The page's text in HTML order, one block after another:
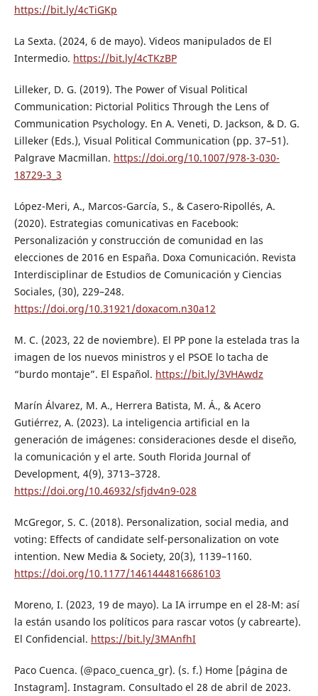
https://bit.ly/4cTiGKp
La Sexta. (2024, 6 de mayo). Videos manipulados de El
Intermedio. https://bit.ly/4cTKzBP
Lilleker, D. G. (2019). The Power of Visual Political
Communication: Pictorial Politics Through the Lens of
Communication Psychology. En A. Veneti, D. Jackson, & D. G.
Lilleker (Eds.), Visual Political Communication (pp. 37–51).
Palgrave Macmillan. https://doi.org/10.1007/978-3-030-
18729-3_3
López-Meri, A., Marcos-García, S., & Casero-Ripollés, A.
(2020). Estrategias comunicativas en Facebook:
Personalización y construcción de comunidad en las
elecciones de 2016 en España. Doxa Comunicación. Revista
Interdisciplinar de Estudios de Comunicación y Ciencias
Sociales, (30), 229–248.
https://doi.org/10.31921/doxacom.n30a12
M. C. (2023, 22 de noviembre). El PP pone la estelada tras la
imagen de los nuevos ministros y el PSOE lo tacha de
“burdo montaje”. El Español. https://bit.ly/3VHAwdz
Marín Álvarez, M. A., Herrera Batista, M. Á., & Acero
Gutiérrez, A. (2023). La inteligencia artificial en la
generación de imágenes: consideraciones desde el diseño,
la comunicación y el arte. South Florida Journal of
Development, 4(9), 3713–3728.
https://doi.org/10.46932/sfjdv4n9-028
McGregor, S. C. (2018). Personalization, social media, and
voting: Effects of candidate self-personalization on vote
intention. New Media & Society, 20(3), 1139–1160.
https://doi.org/10.1177/1461444816686103
Moreno, I. (2023, 19 de mayo). La IA irrumpe en el 28-M: así
la están usando los políticos para rascar votos (y cabrearte).
El Confidencial. https://bit.ly/3MAnfhI
Paco Cuenca. (@paco_cuenca_gr). (s. f.) Home [página de
Instagram]. Instagram. Consultado el 28 de abril de 2023.